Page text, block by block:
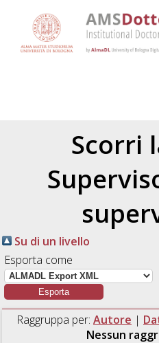
Scorri
Su di un livello
Esporta come
Raggruppa per: Autore |
Nessun